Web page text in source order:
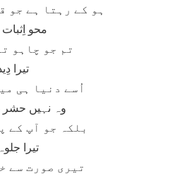
ہو کے رہتا ہے جو
محو
تم جو چاہو
تیرا
اُسے دنیا ہی
وہ نہیں حشر
بلکہ جو آپ کے
تیرا
تیری صورت سے